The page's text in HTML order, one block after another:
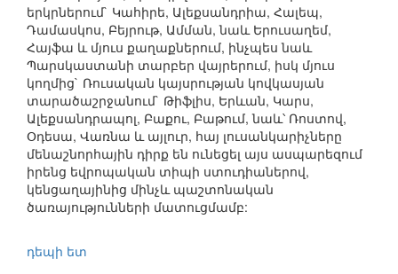
երկրներում` Կահիրե, Ալեքսանդրիա, Հալեպ,
Դամասկոս, Բեյրութ, Ամման, նաև Երուսաղեմ,
Հայֆա և մյուս քաղաքներում, ինչպես նաև
Պարսկաստանի տարբեր վայրերում, իսկ մյուս
կողմից` Ռուսական կայսրության կովկասյան
տարածաշրջանում` Թիֆլիս, Երևան, Կարս,
Ալեքսանդրապոլ, Բաքու, Բաթում, նաև՝ Ռոստով,
Օդեսա, Վառնա և այլուր, հայ լուսանկարիչները
մենաշնորհային դիրք են ունեցել այս ասպարեզում
իրենց եվրոպական տիպի ստուդիաներով,
կենցաղայինից մինչև պաշտոնական
ծառայությունների մատուցմամբ:
դեպի ետ